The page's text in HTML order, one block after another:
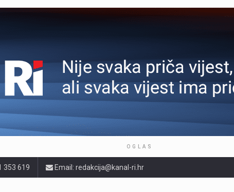
OGLAS
353 619 Email: redakcija@kanal-ri.hr